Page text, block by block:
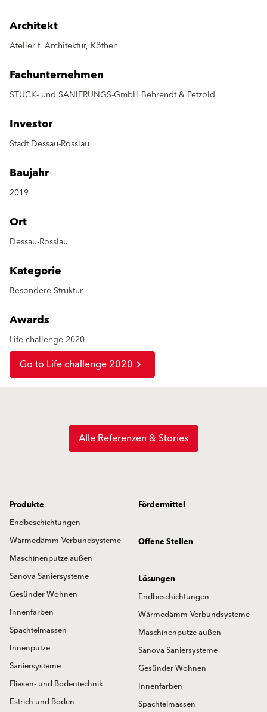
Architekt
Atelier f. Architektur, Köthen
Fachunternehmen
STUCK- und SANIERUNGS-GmbH Behrendt & Petzold
Investor
Stadt Dessau-Rosslau
Baujahr
2019
Ort
Dessau-Rosslau
Kategorie
Besondere Struktur
Awards
Life challenge 2020
Go to Life challenge 2020
Alle Referenzen & Stories
Produkte
Endbeschichtungen
Wärmedämm-Verbundsysteme
Maschinenputze außen
Sanova Saniersysteme
Gesünder Wohnen
Innenfarben
Spachtelmassen
Innenputze
Saniersysteme
Fliesen- und Bodentechnik
Estrich und Boden
Fördermittel
Offene Stellen
Lösungen
Endbeschichtungen
Wärmedämm-Verbundsysteme
Maschinenputze außen
Sanova Saniersysteme
Gesünder Wohnen
Innenfarben
Spachtelmassen